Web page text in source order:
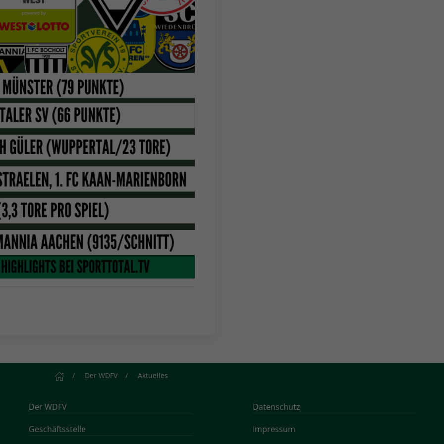
StartseiteDer WDFV Aktuelles
Der WDFV
Geschäftsstelle
Datenschutz
Impressum